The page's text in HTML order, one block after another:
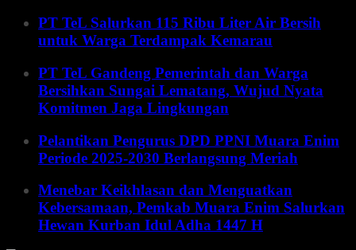
PT TeL Salurkan 115 Ribu Liter Air Bersih
untuk Warga Terdampak Kemarau
PT TeL Gandeng Pemerintah dan Warga
Bersihkan Sungai Lematang, Wujud Nyata
Komitmen Jaga Lingkungan
Pelantikan Pengurus DPD PPNI Muara Enim
Periode 2025-2030 Berlangsung Meriah
Menebar Keikhlasan dan Menguatkan
Kebersamaan, Pemkab Muara Enim Salurkan
Hewan Kurban Idul Adha 1447 H